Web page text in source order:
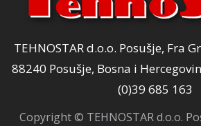
TEHNOSTAR d.o.o. Posušje, Fra
88240 Posušje, Bosna i
(0)39 685 163
Copyright © TEHNOSTAR d.o.o.